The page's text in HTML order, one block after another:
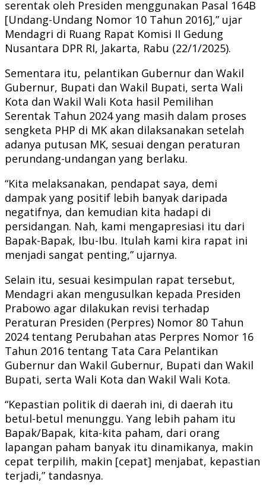
serentak oleh Presiden menggunakan Pasal 164B
[Undang-Undang Nomor 10 Tahun 2016],” ujar
Mendagri di Ruang Rapat Komisi II Gedung
Nusantara DPR RI, Jakarta, Rabu (22/1/2025).
Sementara itu, pelantikan Gubernur dan Wakil
Gubernur, Bupati dan Wakil Bupati, serta Wali
Kota dan Wakil Wali Kota hasil Pemilihan
Serentak Tahun 2024 yang masih dalam proses
sengketa PHP di MK akan dilaksanakan setelah
adanya putusan MK, sesuai dengan peraturan
perundang-undangan yang berlaku.
“Kita melaksanakan, pendapat saya, demi
dampak yang positif lebih banyak daripada
negatifnya, dan kemudian kita hadapi di
persidangan. Nah, kami mengapresiasi itu dari
Bapak-Bapak, Ibu-Ibu. Itulah kami kira rapat ini
menjadi sangat penting,” ujarnya.
Selain itu, sesuai kesimpulan rapat tersebut,
Mendagri akan mengusulkan kepada Presiden
Prabowo agar dilakukan revisi terhadap
Peraturan Presiden (Perpres) Nomor 80 Tahun
2024 tentang Perubahan atas Perpres Nomor 16
Tahun 2016 tentang Tata Cara Pelantikan
Gubernur dan Wakil Gubernur, Bupati dan Wakil
Bupati, serta Wali Kota dan Wakil Wali Kota.
“Kepastian politik di daerah ini, di daerah itu
betul-betul menunggu. Yang lebih paham itu
Bapak/Bapak, kita-kita paham, dari orang
lapangan paham banyak itu dinamikanya, makin
cepat terpilih, makin [cepat] menjabat, kepastian
terjadi,” tandasnya.